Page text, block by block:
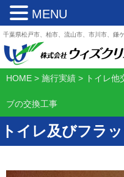
千葉県松戸市、柏市、流山市、市川市、鎌
HOME > 施行実績 > トイレ他
ブの交換工事
トイレ及びフラ
MENU